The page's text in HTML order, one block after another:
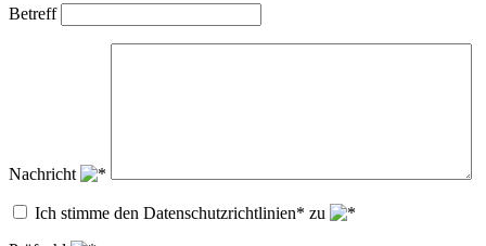
Betreff
Nachricht
Ich stimme den Datenschutzrichtlinien* zu